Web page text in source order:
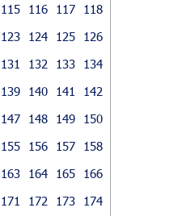
115 116 117
118
123 124 125
126
131 132 133
134
139 140 141
142
147 148 149
150
155 156 157
158
163 164 165
166
171 172 173
174